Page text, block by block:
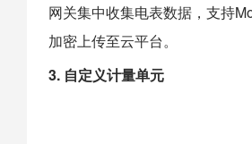
网关集中收集电表数据，支持
加密上传至云平台。
3. 自定义计量单元